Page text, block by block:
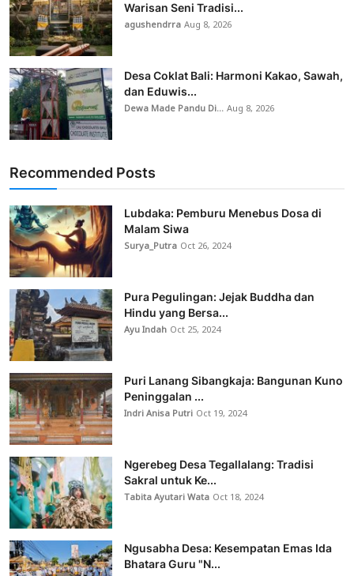
Warisan Seni Tradisi...
agushendrraAug 8, 2026
Desa Coklat Bali: Harmoni Kakao, Sawah,
dan Eduwis...
Dewa Made Pandu Di...Aug 8, 2026
Recommended Posts
Lubdaka: Pemburu Menebus Dosa di
Malam Siwa
Surya_Putra Oct 26, 2024
Pura Pegulingan: Jejak Buddha dan
Hindu yang Bersa...
Ayu Indah Oct 25, 2024
Puri Lanang Sibangkaja: Bangunan Kuno
Peninggalan ...
Indri Anisa Putri Oct 19, 2024
Ngerebeg Desa Tegallalang: Tradisi
Sakral untuk Ke...
Tabita Ayutari Wata Oct 18, 2024
Ngusabha Desa: Kesempatan Emas Ida
Bhatara Guru "N...